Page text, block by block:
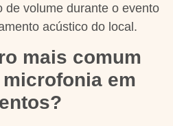
de volume durante o evento
acústico do local.
mais comum
em